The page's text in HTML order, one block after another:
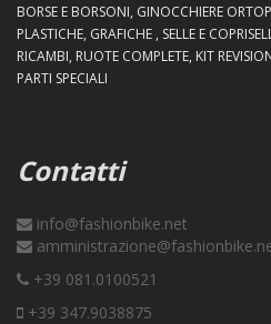
BORSE E BORSONI GINOCCHIERE
PLASTICHE GRAFICHE SELLE E
RICAMBI RUOTE COMPLETE KIT
PARTI SPECIALI
Contatti
info@fashionbike.net
+39 081.0100521
+39 347.9038875